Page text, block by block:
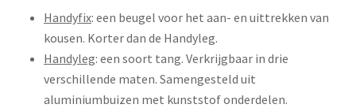
Handyfix: een beugel voor het aan- en uittrekken van
kousen. Korter dan de Handyleg.
Handyleg: een soort tang. Verkrijgbaar in drie
verschillende maten. Samengesteld uit
aluminiumbuizen met kunststof onderdelen.